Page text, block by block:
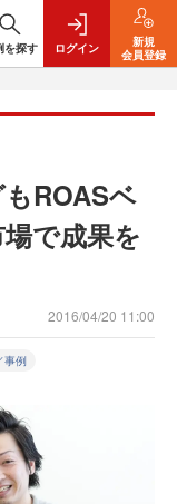
を探す ログイン
新規
会員登録
ROASベ
で成果を
2016/04/20 11:00
事例